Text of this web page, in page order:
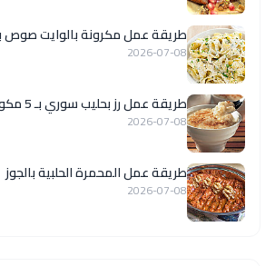
طريقة عمل مكرونة بالوايت صوص
2026-07-08
طريقة عمل رز بحليب سوري بـ 5 مكونات
2026-07-08
طريقة عمل المحمرة الحلبية بالجوز
2026-07-08